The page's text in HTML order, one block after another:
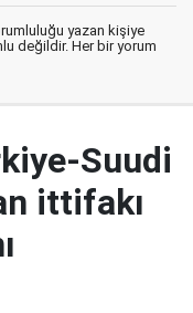
yazan kişiye
değildir. Her bir yorum
Suudi
ittifakı